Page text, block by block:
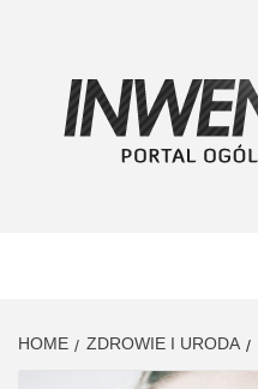
HOME ZDROWIE I URODA